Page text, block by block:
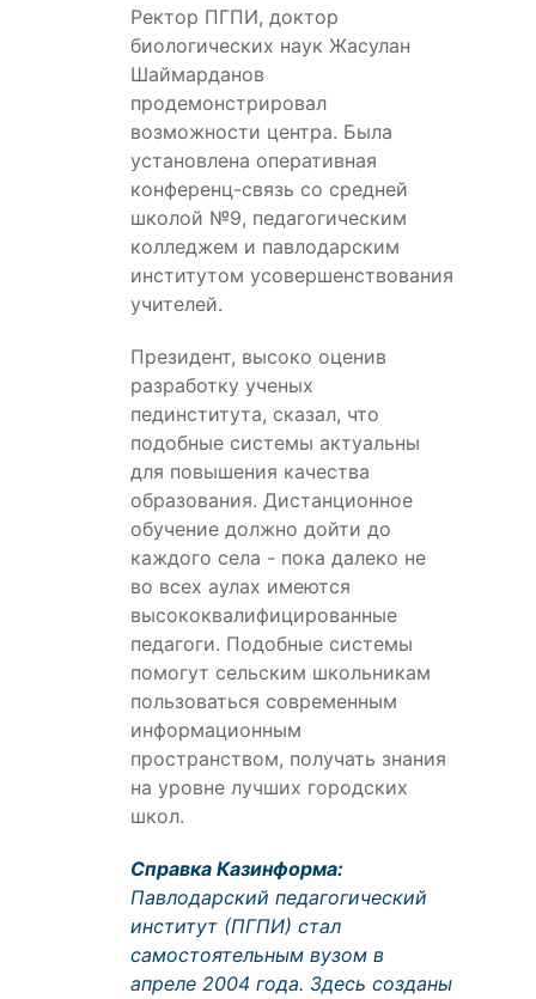
Ректор ПГПИ, доктор
биологических наук Жасулан
Шаймарданов
продемонстрировал
возможности центра. Была
установлена оперативная
конференц-связь со средней
школой №9, педагогическим
колледжем и павлодарским
институтом усовершенствования
учителей.
Президент, высоко оценив
разработку ученых
пединститута, сказал, что
подобные системы актуальны
для повышения качества
образования. Дистанционное
обучение должно дойти до
каждого села - пока далеко не
во всех аулах имеются
высококвалифицированные
педагоги. Подобные системы
помогут сельским школьникам
пользоваться современным
информационным
пространством, получать знания
на уровне лучших городских
школ.
Справка Казинформа:
Павлодарский педагогический
институт (ПГПИ) стал
самостоятельным вузом в
апреле 2004 года. Здесь созданы